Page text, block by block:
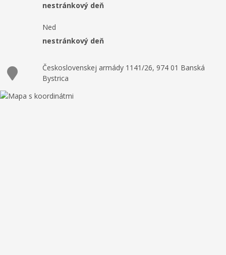
nestránkový deň
Ned
nestránkový deň
Československej armády 1141/26, 974 01 Banská
Bystrica